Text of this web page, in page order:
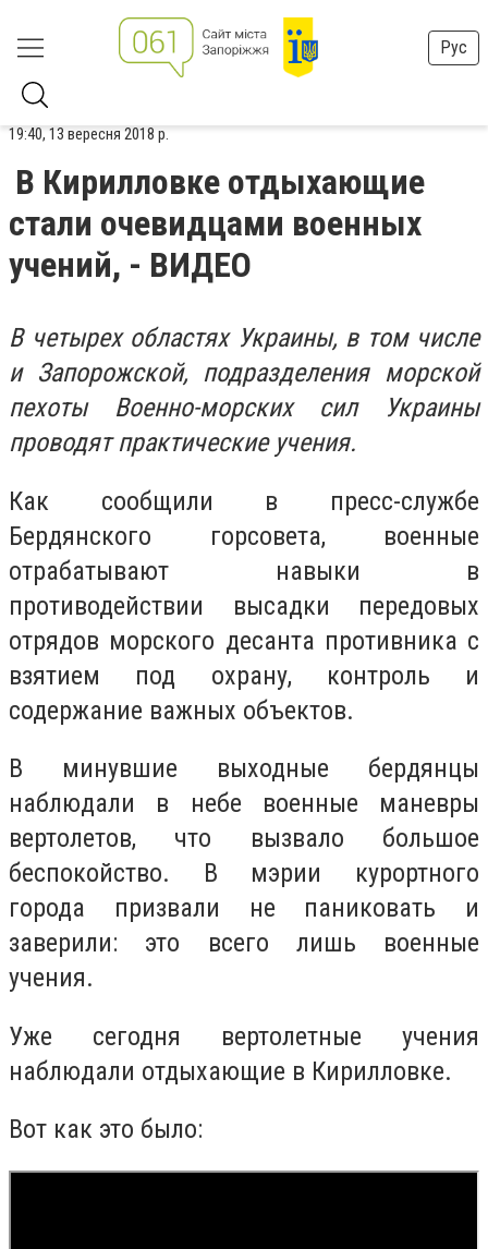
Рус
19:40, 13 вересня 2018 р.
В Кирилловке отдыхающие
стали очевидцами военных
учений, - ВИДЕО
В четырех областях Украины, в том числе
и Запорожской, подразделения морской
пехоты Военно-морских сил Украины
проводят практические учения.
Как сообщили в пресс-службе
Бердянского горсовета, военные
отрабатывают навыки в
противодействии высадки передовых
отрядов морского десанта противника с
взятием под охрану, контроль и
содержание важных объектов.
В минувшие выходные бердянцы
наблюдали в небе военные маневры
вертолетов, что вызвало большое
беспокойство. В мэрии курортного
города призвали не паниковать и
заверили: это всего лишь военные
учения.
Уже сегодня вертолетные учения
наблюдали отдыхающие в Кирилловке.
Вот как это было: